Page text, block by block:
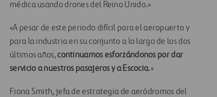
médica usando drones del Reino Unido.»
«A pesar de este periodo difícil para el aeropuerto y
para la industria en su conjunto a lo largo de los dos
últimos años,continuamos esforzándonos por dar
servicio a nuestros pasajeros y a Escocia.»
Fiona Smith, jefa de estrategia de aeródromos del